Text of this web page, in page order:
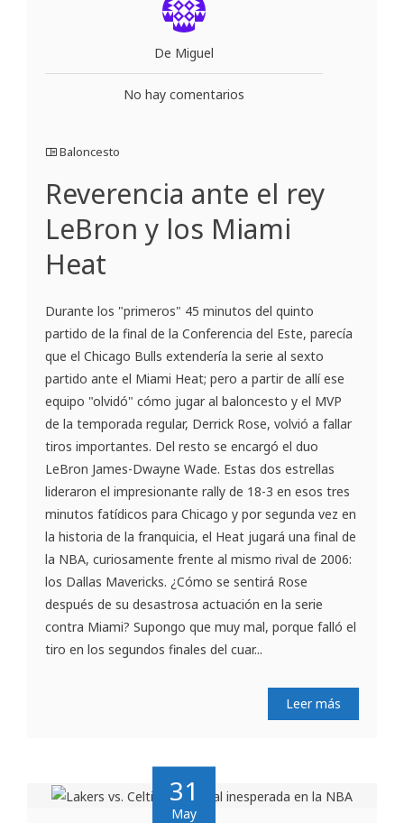
De Miguel
No hay comentarios
Baloncesto
Reverencia ante el rey
LeBron y los Miami
Heat
Durante los "primeros" 45 minutos del quinto
partido de la final de la Conferencia del Este, parecía
que el Chicago Bulls extendería la serie al sexto
partido ante el Miami Heat; pero a partir de allí ese
equipo "olvidó" cómo jugar al baloncesto y el MVP
de la temporada regular, Derrick Rose, volvió a fallar
tiros importantes. Del resto se encargó el duo
LeBron James-Dwayne Wade. Estas dos estrellas
lideraron el impresionante rally de 18-3 en esos tres
minutos fatídicos para Chicago y por segunda vez en
la historia de la franquicia, el Heat jugará una final de
la NBA, curiosamente frente al mismo rival de 2006:
los Dallas Mavericks. ¿Cómo se sentirá Rose
después de su desastrosa actuación en la serie
contra Miami? Supongo que muy mal, porque falló el
tiro en los segundos finales del cuar...
Leer más
31
May